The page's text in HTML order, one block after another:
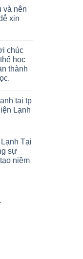
và nên
xin
chúc
học
thành
tại tp
Lạnh
Tại
sự
niềm